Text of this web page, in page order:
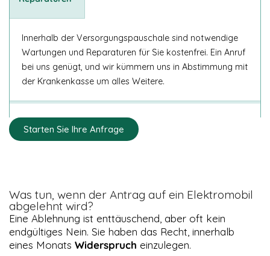
Innerhalb der Versorgungspauschale sind notwendige
Wartungen und Reparaturen für Sie kostenfrei. Ein Anruf
bei uns genügt, und wir kümmern uns in Abstimmung mit
der Krankenkasse um alles Weitere.
Starten Sie Ihre Anfrage
Was tun, wenn der Antrag auf ein Elektromobil
abgelehnt wird?
Eine Ablehnung ist enttäuschend, aber oft kein
endgültiges Nein. Sie haben das Recht, innerhalb
eines Monats Widerspruch einzulegen.